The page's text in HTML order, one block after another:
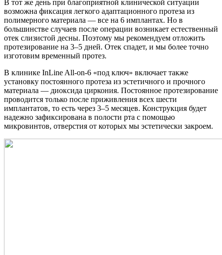
В тот же день при благоприятной клинической ситуации
возможна фиксация легкого адаптационного протеза из
полимерного материала — все на 6 имплантах. Но в
большинстве случаев после операции возникает естественный
отек слизистой десны. Поэтому мы рекомендуем отложить
протезирование на 3–5 дней. Отек спадет, и мы более точно
изготовим временный протез.
В клинике InLine All-on-6 «под ключ» включает также
установку постоянного протеза из эстетичного и прочного
материала — диоксида циркония. Постоянное протезирование
проводится только после приживления всех шести
имплантатов, то есть через 3–5 месяцев. Конструкция будет
надежно зафиксирована в полости рта с помощью
микровинтов, отверстия от которых мы эстетически закроем.